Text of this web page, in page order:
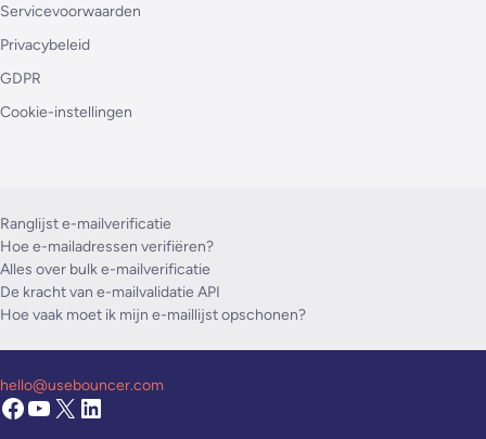
Servicevoorwaarden
Privacybeleid
GDPR
Cookie-instellingen
Ranglijst e-mailverificatie
Hoe e-mailadressen verifiëren?
Alles over bulk e-mailverificatie
De kracht van e-mailvalidatie API
Hoe vaak moet ik mijn e-maillijst opschonen?
hello@usebouncer.com